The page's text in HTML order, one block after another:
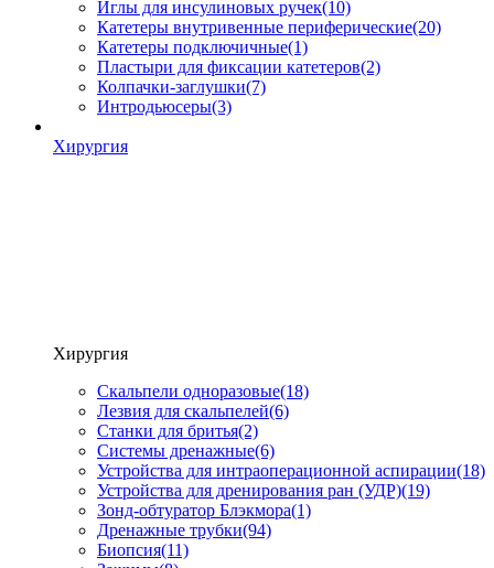
Иглы для инсулиновых ручек(10)
Катетеры внутривенные периферические(20)
Катетеры подключичные(1)
Пластыри для фиксации катетеров(2)
Колпачки-заглушки(7)
Интродьюсеры(3)
Хирургия
Хирургия
Скальпели одноразовые(18)
Лезвия для скальпелей(6)
Станки для бритья(2)
Системы дренажные(6)
Устройства для интраоперационной аспирации(18)
Устройства для дренирования ран (УДР)(19)
Зонд-обтуратор Блэкмора(1)
Дренажные трубки(94)
Биопсия(11)